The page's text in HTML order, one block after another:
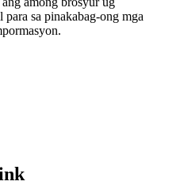
sa pinakabag-ong mga